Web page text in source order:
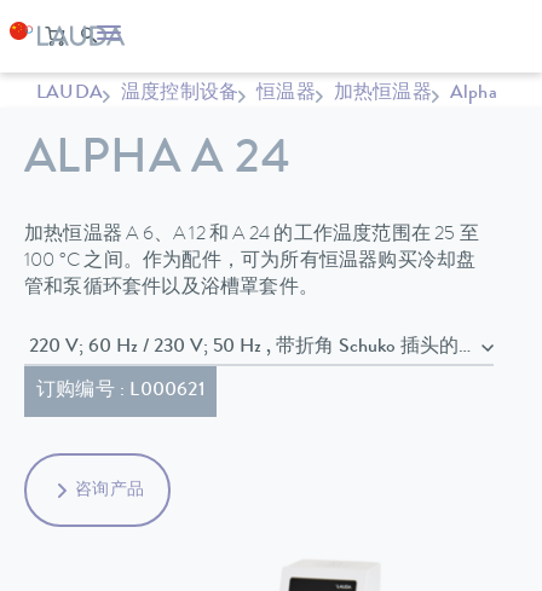
LAUDA 温度控制设备 恒温器 加热恒温器 Alpha
ALPHA A 24
加热恒温器 A 6、A 12 和 A 24 的工作温度范围在 25 至
100 °C 之间。作为配件，可为所有恒温器购买冷却盘
管和泵循环套件以及浴槽罩套件。
220 V; 60 Hz / 230 V; 50 Hz , 带折角 Schuko 插头的电源
订购编号 : L000621
咨询产品